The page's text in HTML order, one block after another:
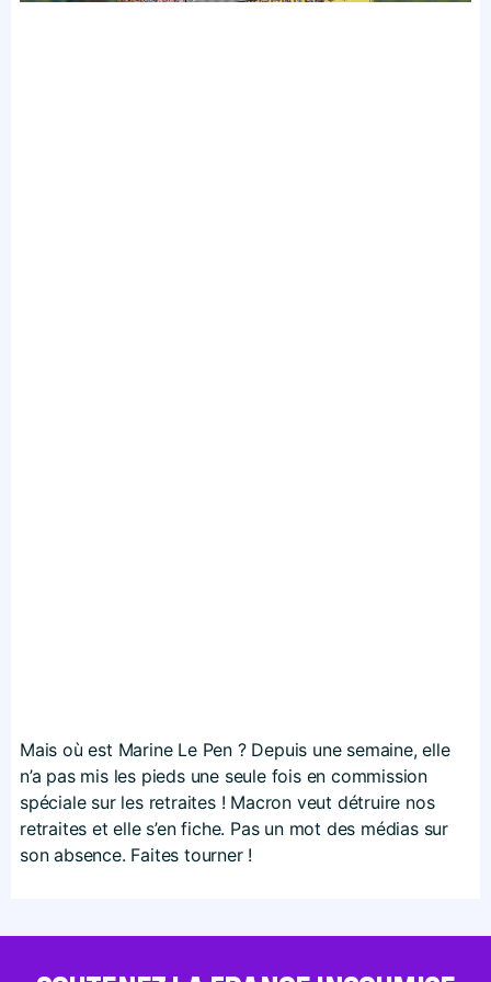
Mais où est Marine Le Pen ? Depuis une semaine, elle
n’a pas mis les pieds une seule fois en commission
spéciale sur les retraites ! Macron veut détruire nos
retraites et elle s’en fiche. Pas un mot des médias sur
son absence. Faites tourner !